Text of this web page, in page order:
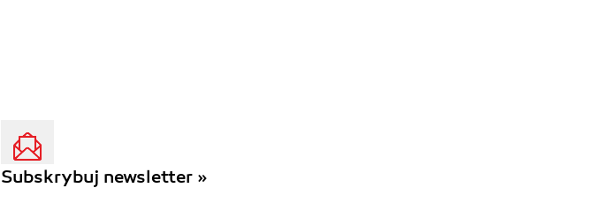
Subskrybuj newsletter »